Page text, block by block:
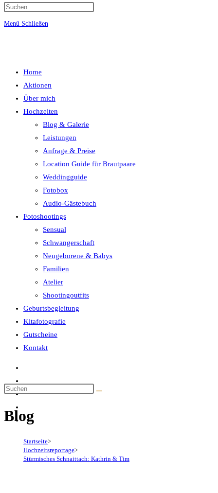
umschalten
Menü Schließen
Home
Aktionen
Über mich
Hochzeiten
Blog & Galerie
Leistungen
Anfrage & Preise
Location Guide für Brautpaare
Weddingguide
Fotobox
Audio-Gästebuch
Fotoshootings
Sensual
Schwangerschaft
Neugeborene & Babys
Familien
Atelier
Shootingoutfits
Geburtsbegleitung
Kitafotografie
Gutscheine
Kontakt
Blog
Startseite>
Hochzeitsreportage>
Stürmisches Schnaittach: Kathrin & Tim